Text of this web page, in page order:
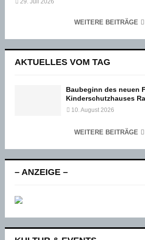
WEITERE BEITRÄGE
AKTUELLES VOM TAG
Baubeginn des neuen
Kinderschutzhauses
10. August 2026
WEITERE BEITRÄGE
– ANZEIGE –